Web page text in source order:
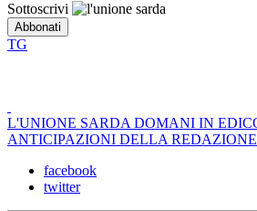
Sottoscrivi
TG
L'UNIONE SARDA DOMANI IN
ANTICIPAZIONI DELLA REDAZIONE
facebook
twitter